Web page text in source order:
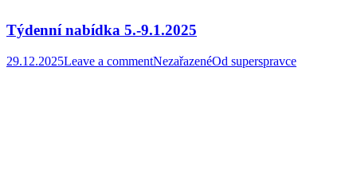
Týdenní nabídka 5.-9.1.2025
29.12.2025Leave a commentNezařazenéOd superspravce